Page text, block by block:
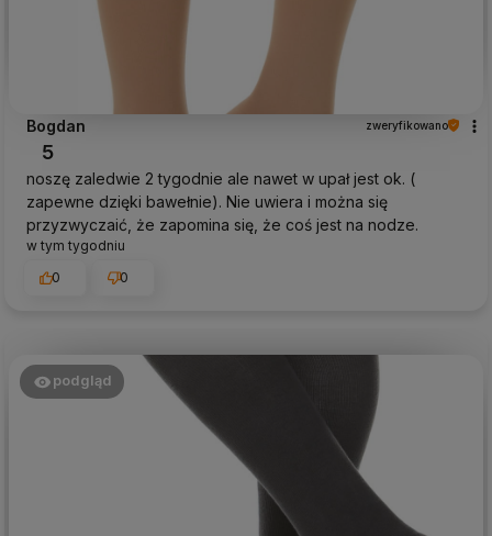
Bogdan zweryfikowano
5
noszę zaledwie 2 tygodnie ale nawet w upał jest ok. (
zapewne dzięki bawełnie). Nie uwiera i można się
przyzwyczaić, że zapomina się, że coś jest na nodze.
w tym tygodniu
0
0
podgląd